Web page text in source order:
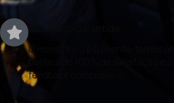
O nosso foco é o cliente, temos
politica de 100% de satisfação e o
feedback comprova-o.